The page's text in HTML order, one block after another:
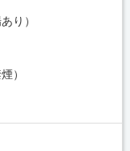
り）
）